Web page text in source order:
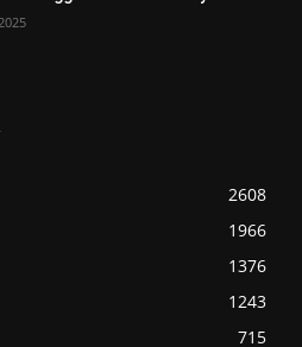
2608
1966
1376
1243
715